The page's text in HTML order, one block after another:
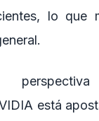
lo que
está